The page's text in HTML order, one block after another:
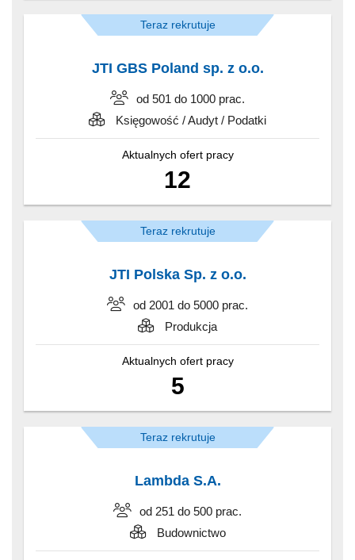
Teraz rekrutuje
JTI GBS Poland sp. z o.o.
od 501 do 1000 prac.
Księgowość / Audyt / Podatki
Aktualnych ofert pracy
12
Teraz rekrutuje
JTI Polska Sp. z o.o.
od 2001 do 5000 prac.
Produkcja
Aktualnych ofert pracy
5
Teraz rekrutuje
Lambda S.A.
od 251 do 500 prac.
Budownictwo